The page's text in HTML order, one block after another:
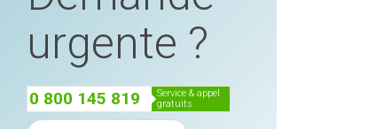
urgente ?
0 800 145 819
service & appel
gratuits